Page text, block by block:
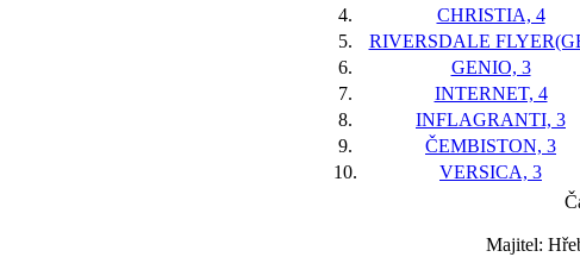
4.
CHRISTIA, 4
5.
RIVERSDALE
6.
GENIO, 3
7.
INTERNET, 4
8.
INFLAGRANTI, 3
9.
ČEMBISTON, 3
10.
VERSICA, 3
Majitel: